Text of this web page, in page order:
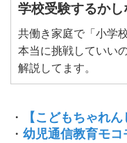
学校受験するか
共働き家庭で「小学
本当に挑戦していい
解説してます。
・
【こどもちゃれん
・ 幼児通信教育モコ